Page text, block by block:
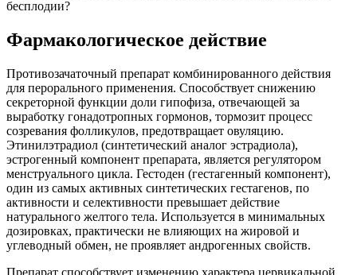
бесплодии?
Фармакологическое действие
Противозачаточный препарат комбинированного действия
для перорального применения. Способствует снижению
секреторной функции доли гипофиза, отвечающей за
выработку гонадотропных гормонов, тормозит процесс
созревания фолликулов, предотвращает овуляцию.
Этинилэтрадиол (синтетический аналог эстрадиола),
эстрогенный компонент препарата, является регулятором
менструального цикла. Гестоден (гестагенный компонент),
один из самых активных синтетических гестагенов, по
активности и селективности превышает действие
натурального желтого тела. Используется в минимальных
дозировках, практически не влияющих на жировой и
углеводный обмен, не проявляет андрогенных свойств.
Препарат способствует изменению характера цервикальной